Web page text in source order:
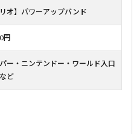
リオ】パワーアップバンド
円
ー・ニンテンドー・ワールド入口
ど